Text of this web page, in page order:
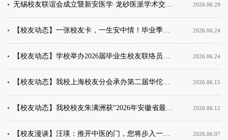
无锡校友联谊会成立暨新安医学·龙砂医派学术交流会圆满举办 2026.06.29
【校友动态】一张校友卡，一生安中情！毕业季校友暖心活动温情收官 2026.06.24
【校友动态】学校举办2026届毕业生校友联络员聘任仪式 2026.06.24
【校友动态】我校上海校友分会承办第二届华佗浦江论坛暨中医药专委会成立大会 2026.06.15
【校友动态】我校校友朱满洲获“2026年安徽省最美科技工作者”称号 2026.06.12
【校友漫谈】汪瑛：推开中医的门，您将步入一座智慧的殿堂 2026.06.07